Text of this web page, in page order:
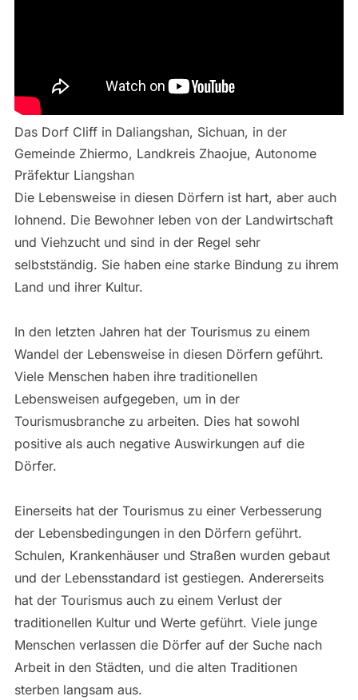
Das Dorf Cliff in Daliangshan, Sichuan, in der
Gemeinde Zhiermo, Landkreis Zhaojue, Autonome
Präfektur Liangshan
Die Lebensweise in diesen Dörfern ist hart, aber auch
lohnend. Die Bewohner leben von der Landwirtschaft
und Viehzucht und sind in der Regel sehr
selbstständig. Sie haben eine starke Bindung zu ihrem
Land und ihrer Kultur.
In den letzten Jahren hat der Tourismus zu einem
Wandel der Lebensweise in diesen Dörfern geführt.
Viele Menschen haben ihre traditionellen
Lebensweisen aufgegeben, um in der
Tourismusbranche zu arbeiten. Dies hat sowohl
positive als auch negative Auswirkungen auf die
Dörfer.
Einerseits hat der Tourismus zu einer Verbesserung
der Lebensbedingungen in den Dörfern geführt.
Schulen, Krankenhäuser und Straßen wurden gebaut
und der Lebensstandard ist gestiegen. Andererseits
hat der Tourismus auch zu einem Verlust der
traditionellen Kultur und Werte geführt. Viele junge
Menschen verlassen die Dörfer auf der Suche nach
Arbeit in den Städten, und die alten Traditionen
sterben langsam aus.